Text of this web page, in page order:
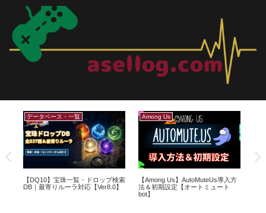
クレセントアイル
【FF14】マジックポット財宝/にん
じん/ミミック配置一覧【クレセン
サブマリンボイジャー
【FF14】サブマリンボイジャー
各海域開放ルートマップ【潜水